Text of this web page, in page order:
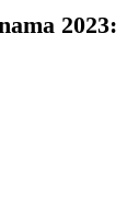
2023: